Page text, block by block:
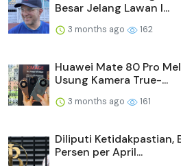
Besar Jelang Lawan I...
3 months ago 162
Huawei Mate 80 Pro
Usung Kamera True-...
3 months ago 161
Diliputi Ketidakpastian,
Persen per April...